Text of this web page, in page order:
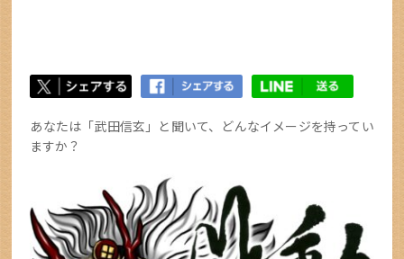
あなたは「武田信玄」と聞いて、どんなイメージを持ってい
ますか？